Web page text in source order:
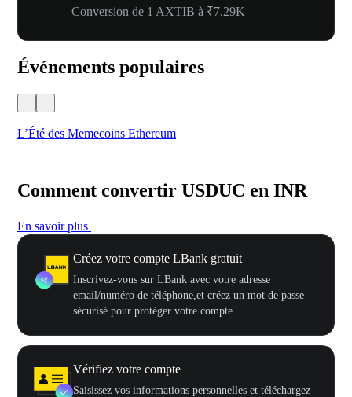
Conversion de 1 AXTIB à ₹7.29K
Événements populaires
L’Été des Memecoins Ethereum
Comment convertir USDUC en INR
En savoir plus
Créez votre compte LBank gratuit
Inscrivez-vous sur LBank avec votre adresse
email/numéro de téléphone,et créez un mot de passe
sécurisé pour protéger votre compte
Vérifiez votre compte
Saisissez vos informations personnelles et téléchargez